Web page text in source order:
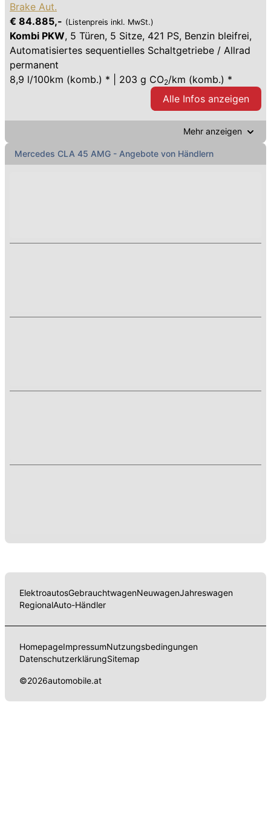
Brake Aut.
€ 84.885,- (Listenpreis inkl. MwSt.)
Kombi PKW, 5 Türen, 5 Sitze, 421 PS, Benzin bleifrei,
Automatisiertes sequentielles Schaltgetriebe / Allrad
permanent
8,9 l/100km (komb.) * | 203 g CO2/km (komb.) *
Alle Infos anzeigen
Mehr anzeigen
Mercedes CLA 45 AMG - Angebote von Händlern
ElektroautosGebrauchtwagenNeuwagenJahreswagen
RegionalAuto-Händler
HomepageImpressumNutzungsbedingungen
DatenschutzerklärungSitemap
©2026automobile.at